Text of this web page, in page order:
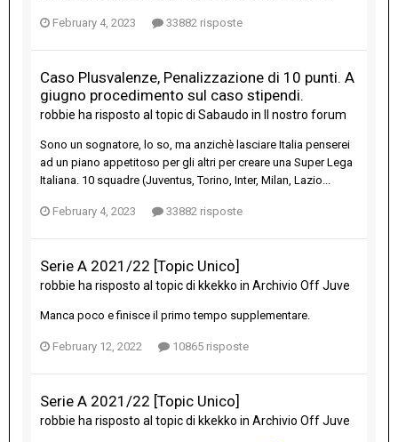
February 4, 2023 33882 risposte
Caso Plusvalenze, Penalizzazione di 10 punti. A
giugno procedimento sul caso stipendi.
robbie ha risposto al topic di Sabaudo in Il nostro forum
Sono un sognatore, lo so, ma anzichè lasciare Italia penserei
ad un piano appetitoso per gli altri per creare una Super Lega
Italiana. 10 squadre (Juventus, Torino, Inter, Milan, Lazio...
February 4, 2023 33882 risposte
Serie A 2021/22 [Topic Unico]
robbie ha risposto al topic di kkekko in Archivio Off Juve
Manca poco e finisce il primo tempo supplementare.
February 12, 2022 10865 risposte
Serie A 2021/22 [Topic Unico]
robbie ha risposto al topic di kkekko in Archivio Off Juve